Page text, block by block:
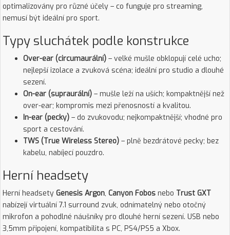
optimalizovány pro různé účely – co funguje pro streaming,
nemusí být ideální pro sport.
Typy sluchátek podle konstrukce
Over-ear (circumaurální) – velké mušle obklopují celé ucho;
nejlepší izolace a zvuková scéna; ideální pro studio a dlouhé
sezení.
On-ear (supraurální) – mušle leží na uších; kompaktnější než
over-ear; kompromis mezi přenosností a kvalitou.
In-ear (pecky) – do zvukovodu; nejkompaktnější; vhodné pro
sport a cestování.
TWS (True Wireless Stereo) – plně bezdrátové pecky; bez
kabelu, nabíjecí pouzdro.
Herní headsety
Herní headsety Genesis Argon, Canyon Fobos nebo Trust GXT
nabízejí virtuální 7.1 surround zvuk, odnímatelný nebo otočný
mikrofon a pohodlné náušníky pro dlouhé herní sezení. USB nebo
3,5mm připojení, kompatibilita s PC, PS4/PS5 a Xbox.